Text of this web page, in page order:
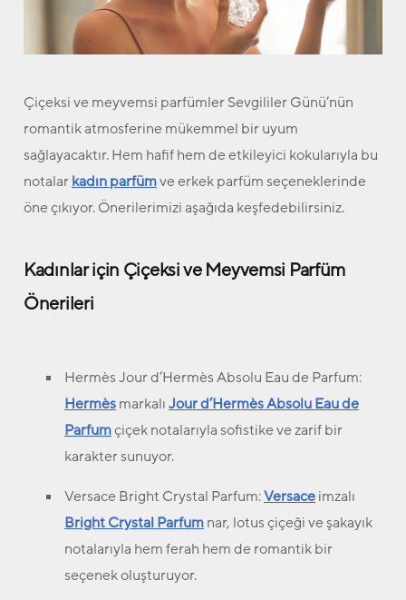
Çiçeksi ve meyvemsi parfümler Sevgililer Günü’nün
romantik atmosferine mükemmel bir uyum
sağlayacaktır. Hem hafif hem de etkileyici kokularıyla bu
notalarkadın parfümve erkek parfüm seçeneklerinde
öne çıkıyor. Önerilerimizi aşağıda keşfedebilirsiniz.
Kadınlar için Çiçeksi ve Meyvemsi Parfüm
Önerileri
Hermès Jour d’Hermès Absolu Eau de Parfum:
HermèsmarkalıJour d’Hermès Absolu Eau de
Parfumçiçek notalarıyla sofistike ve zarif bir
karakter sunuyor.
Versace Bright Crystal Parfum:Versaceimzalı
Bright Crystal Parfumnar, lotus çiçeği ve şakayık
notalarıyla hem ferah hem de romantik bir
seçenek oluşturuyor.